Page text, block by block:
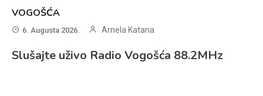
VOGOŠĆA
6. Augusta 2026. Arnela Katana
Slušajte uživo Radio Vogošća 88.2MHz